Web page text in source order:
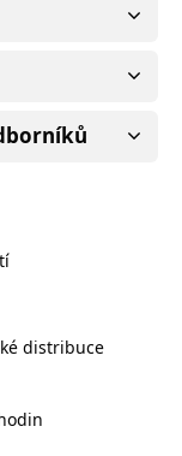
distribuce